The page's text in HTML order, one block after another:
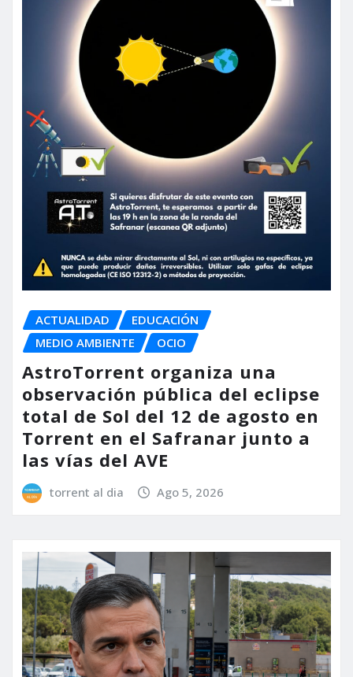
ACTUALIDAD
EDUCACIÓN
MEDIO AMBIENTE
OCIO
AstroTorrent organiza una
observación pública del eclipse
total de Sol del 12 de agosto en
Torrent en el Safranar junto a
las vías del AVE
torrent al dia Ago 5, 2026